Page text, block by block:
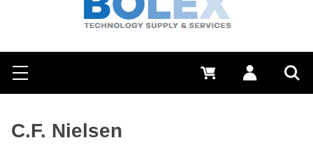
Hľadať
Menu Prihlásiť sa
0 €
C.F. Nielsen